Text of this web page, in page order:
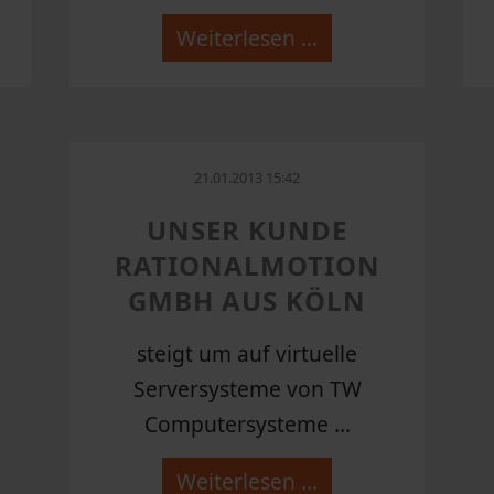
Weiterlesen …
21.01.2013 15:42
UNSER KUNDE
RATIONALMOTION
GMBH AUS KÖLN
steigt um auf virtuelle
Serversysteme von TW
Computersysteme ...
Weiterlesen …